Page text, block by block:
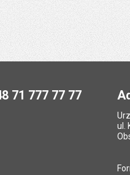
71 777 77 77
ul.